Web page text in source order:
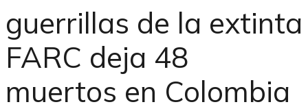
guerrillas de la extinta
FARC deja 48
muertos en Colombia